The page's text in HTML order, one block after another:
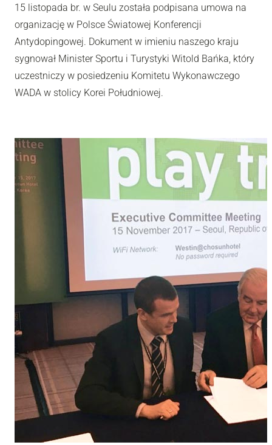
15 listopada br. w Seulu została podpisana umowa na
organizację w Polsce Światowej Konferencji
Antydopingowej. Dokument w imieniu naszego kraju
sygnował Minister Sportu i Turystyki Witold Bańka, który
uczestniczy w posiedzeniu Komitetu Wykonawczego
WADA w stolicy Korei Południowej.